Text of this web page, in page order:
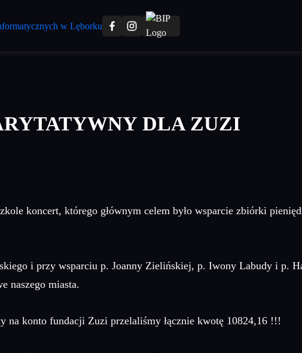
DLA ZUZI
koncert, którego głównym celem było wsparcie zbiórki
i przy wsparciu p. Joanny Zielińskiej, p. Iwony Labudy i p.
naszego miasta.
na konto fundacji Zuzi przelaliśmy łącznie kwotę 10824,16 !!!